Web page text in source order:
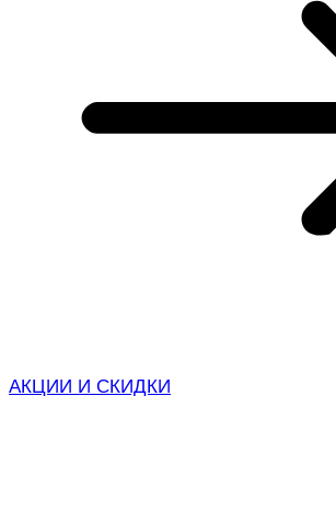
АКЦИИ И СКИДКИ